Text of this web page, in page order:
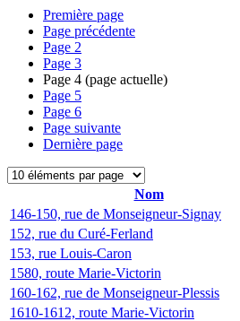
Première page
Page précédente
Page 2
Page 3
Page 4 (page actuelle)
Page 5
Page 6
Page suivante
Dernière page
Nom
146-150, rue de Monseigneur-Signay
152, rue du Curé-Ferland
153, rue Louis-Caron
1580, route Marie-Victorin
160-162, rue de Monseigneur-Plessis
1610-1612, route Marie-Victorin